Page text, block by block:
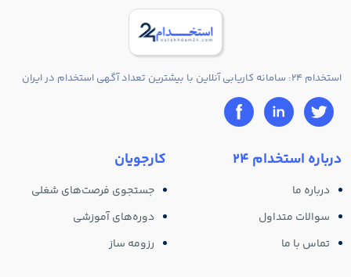
استخدام 24: سامانه کاریابی آنلاین با بیشترین تعداد آگهی استخدام در ایران
درباره استخدام 24
درباره ما
سوالات متداول
تماس با ما
کارجویان
جستجوی فرصت‌های شغلی
دوره‌های آموزشی
رزومه ساز